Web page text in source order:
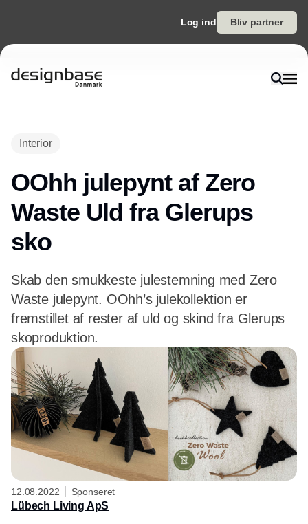
Log ind Bliv partner
Interior
OOhh julepynt af Zero
Waste Uld fra Glerups
sko
Skab den smukkeste julestemning med Zero
Waste julepynt. OOhh’s julekollektion er
fremstillet af rester af uld og skind fra Glerups
skoproduktion.
12.08.2022 Sponseret
Lübech Living ApS